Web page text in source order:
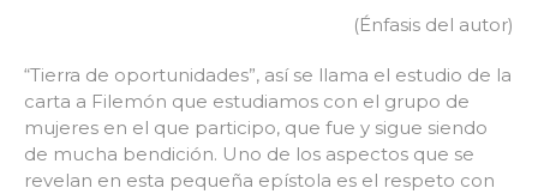
(Énfasis del autor)
“Tierra de oportunidades”, así se llama el estudio de la
carta a Filemón que estudiamos con el grupo de
mujeres en el que participo, que fue y sigue siendo
de mucha bendición. Uno de los aspectos que se
revelan en esta pequeña epístola es el respeto con